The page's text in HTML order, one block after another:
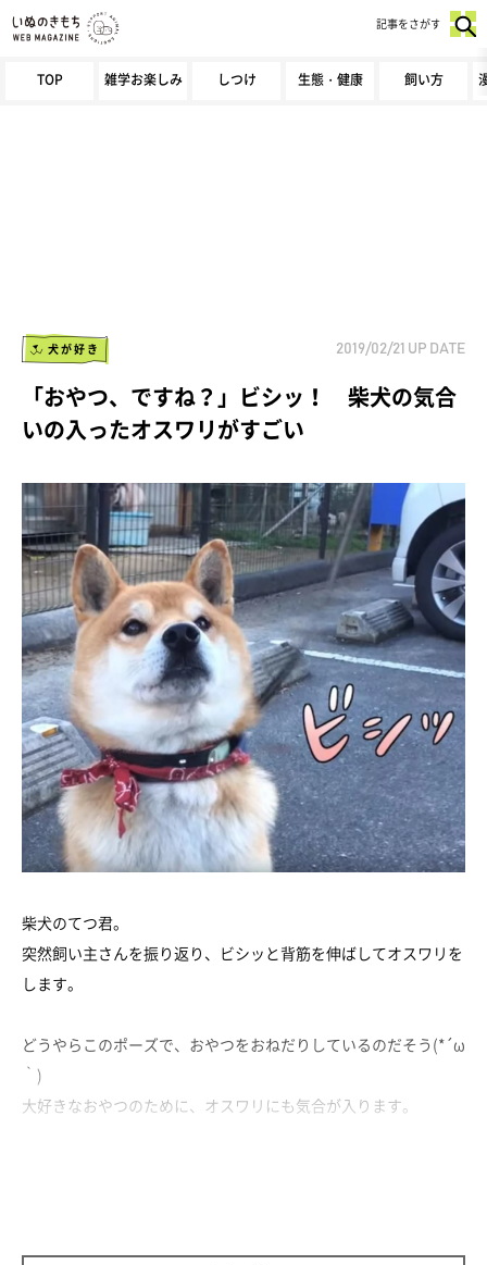
TOP 雑学お楽しみ しつけ 生態・健康 飼い方
記事をさがす
犬が好き 2019/02/21 UP DATE
「おやつ、ですね？」ビシッ！ 柴犬の気合
いの入ったオスワリがすごい
柴犬のてつ君。
突然飼い主さんを振り返り、ビシッと背筋を伸ばしてオスワリを
します。
どうやらこのポーズで、おやつをおねだりしているのだそう(*´ω
｀)
大好きなおやつのために、オスワリにも気合が入ります。